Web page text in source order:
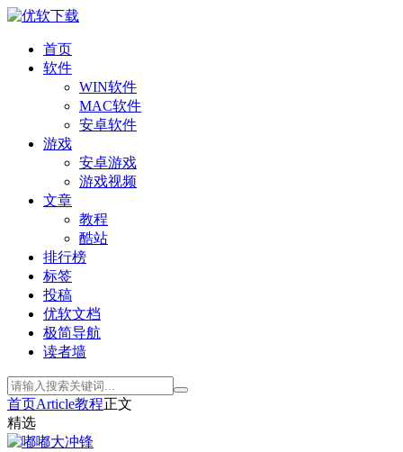
首页
软件
WIN软件
MAC软件
安卓软件
游戏
安卓游戏
游戏视频
文章
教程
酷站
排行榜
标签
投稿
优软文档
极简导航
读者墙
首页Article教程正文
精选